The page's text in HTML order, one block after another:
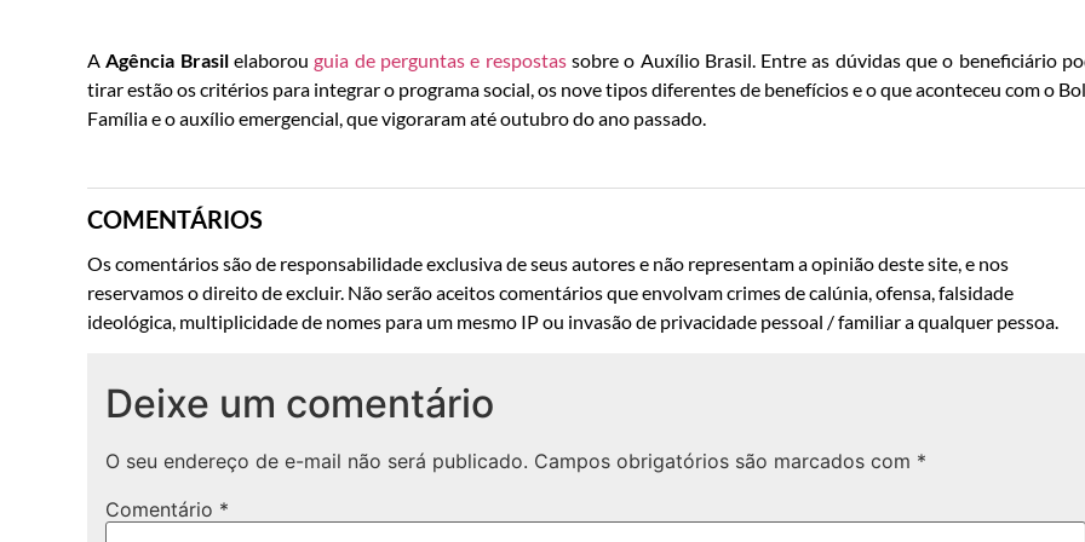
A Agência Brasilelaborouguia de perguntas e respostassobre o Auxílio Brasil. Entre as dúvidas que o beneficiário
tirar estão os critérios para integrar o programa social, os nove tipos diferentes de benefícios e o que aconteceu com o
Família e o auxílio emergencial, que vigoraram até outubro do ano passado.
COMENTÁRIOS
Os comentários são de responsabilidade exclusiva de seus autores e não representam a opinião deste site, e nos
reservamos o direito de excluir. Não serão aceitos comentários que envolvam crimes de calúnia, ofensa, falsidade
ideológica, multiplicidade de nomes para um mesmo IP ou invasão de privacidade pessoal / familiar a qualquer pessoa.
Deixe um comentário
O seu endereço de e-mail não será publicado. Campos obrigatórios são marcados com *
Comentário *